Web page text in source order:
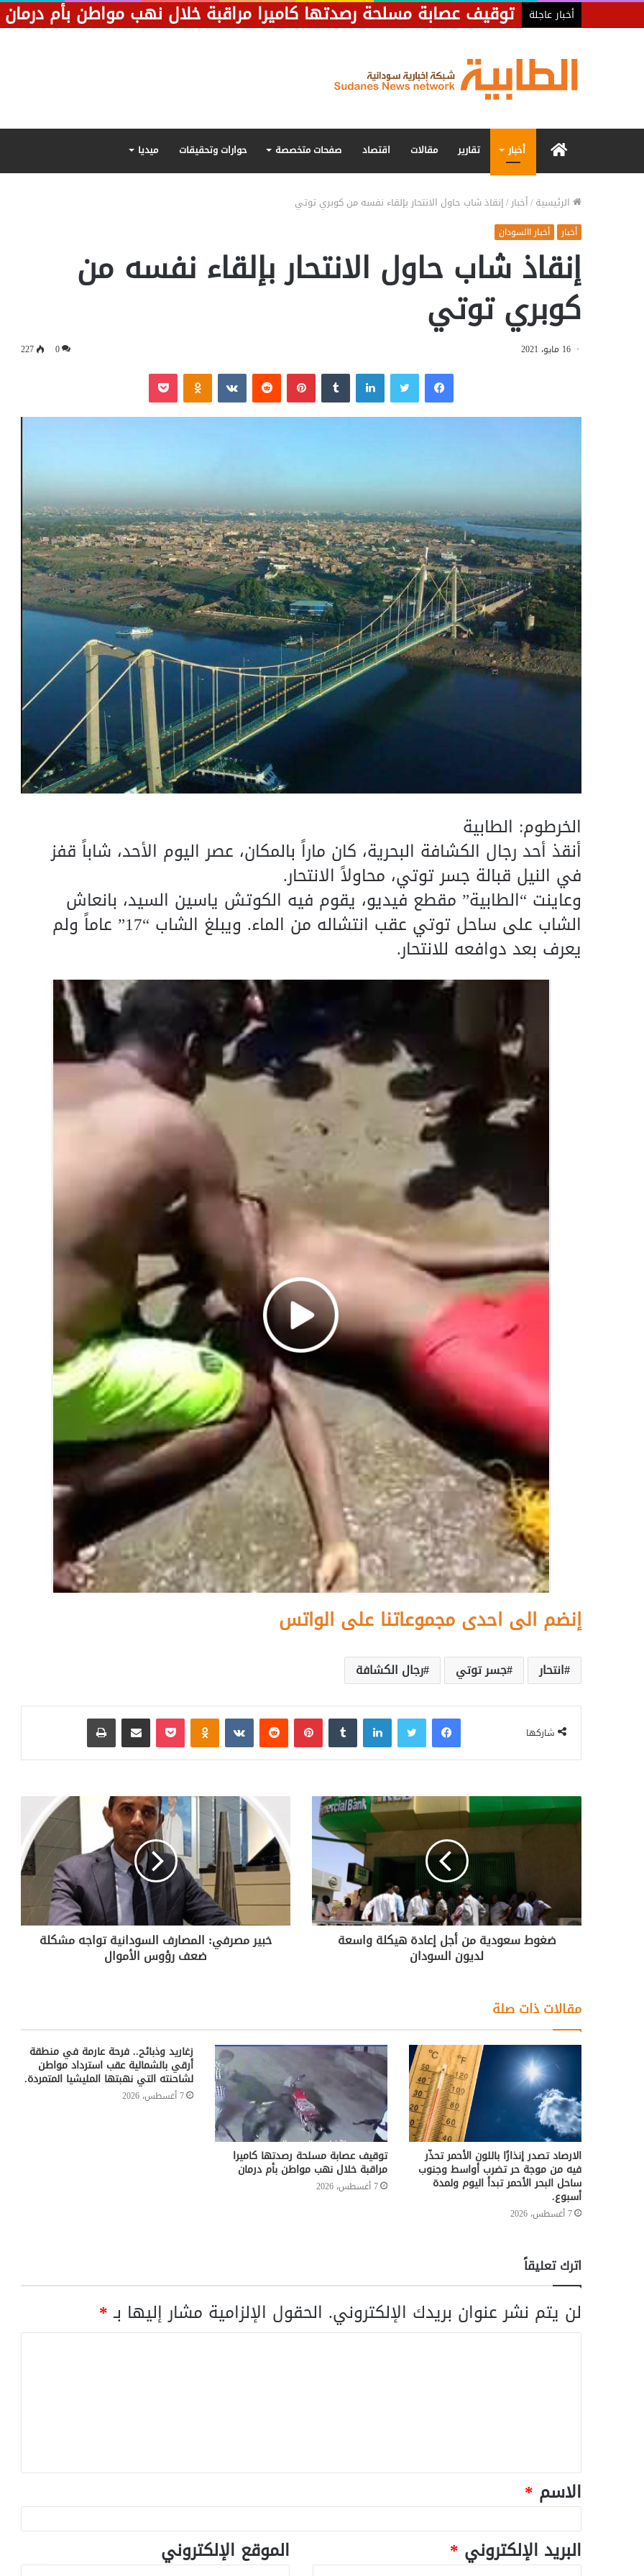
أخبار عاجلة
الرئيسيةأخبار تقارير مقالات اقتصاد صفحات متخصصة حوارات وتحقيقات ميديا
الرئيسية/أخبار/إنقاذ شاب حاول الانتحار بإلقاء نفسه من كوبري توتي
أخبار أخبار االسودان
إنقاذ شاب حاول الانتحار بإلقاء نفسه من
كوبري توتي
16 مايو، 2021 0
227
فيسبوك لينكدإن بينتيريست
الخرطوم: الطابية
أنقذ أحد رجال الكشافة البحرية، كان ماراً بالمكان، عصر اليوم الأحد، شاباً قفز
في النيل قبالة جسر توتي، محاولاً الانتحار.
وعاينت “الطابية” مقطع فيديو، يقوم فيه الكوتش ياسين السيد، بانعاش
الشاب على ساحل توتي عقب انتشاله من الماء. ويبلغ الشاب “17” عاماً ولم
يعرف بعد دوافعه للانتحار.
إنضم الى احدى مجموعاتنا على الواتس
انتحار جسر توتي رجال الكشافة
شاركها
فيسبوك لينكدإن بينتيريست بوكيت
ضغوط سعودية من أجل إعادة هيكلة واسعة
لديون السودان
خبير مصرفي: المصارف السودانية تواجه مشكلة
ضعف رؤوس الأموال
مقالات ذات صلة
الارصاد تصدر إنذارًا باللون الأحمر تحذّر
فيه من موجة حر تضرب أواسط وجنوب
ساحل البحر الأحمر تبدأ اليوم ولمدة
أسبوع.
7 أغسطس، 2026
توقيف عصابة مسلحة رصدتها كاميرا
مراقبة خلال نهب مواطن بأم درمان
7 أغسطس، 2026
زغاريد وذبائح.. فرحة عارمة في منطقة
أرقي بالشمالية عقب استرداد مواطن
لشاحنته التي نهبتها المليشيا المتمردة.
7 أغسطس، 2026
اترك تعليقاً
لن يتم نشر عنوان بريدك الإلكتروني. الحقول الإلزامية مشار إليها بـ*
الاسم *
البريد الإلكتروني * الموقع الإلكتروني